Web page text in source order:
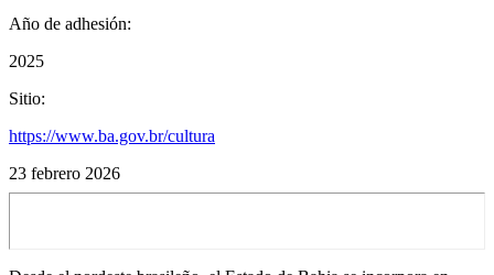
Año de adhesión:
2025
Sitio:
https://www.ba.gov.br/cultura
23 febrero 2026